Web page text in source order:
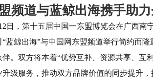
频道与蓝鲸出海携手助
日，第十五届中国一东盟博览会在广西
“蓝鲸出海”与中国网东盟频道举行简约而
伴。双方将本着“优势互补、资源共享、互
升级服务，推动双方品牌价值的同步提升